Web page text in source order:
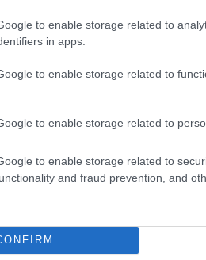
to enable storage related to
in apps.
to enable storage related to
to enable storage related to
to enable storage related to
and fraud prevention, and
è esattamente rassicurante.
la retrocessione, con
che la pressione è un fattore